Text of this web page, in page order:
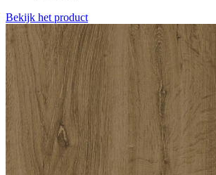
Bekijk het product